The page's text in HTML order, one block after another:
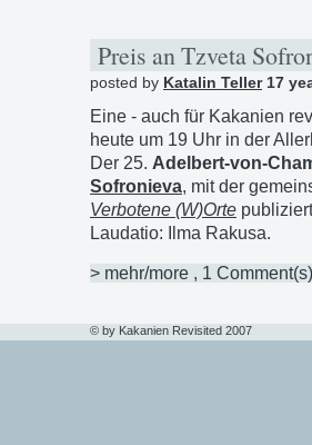
Preis an Tzveta
posted by Katalin Teller17
Eine - auch für Kakanien
heute um 19 Uhr in der
Der 25. Adelbert-von-
Sofronieva, mit der
Verbotene (W)Orte
Laudatio: Ilma Rakusa.
> mehr/more , 1 Comment(s)
© by Kakanien Revisited 2007